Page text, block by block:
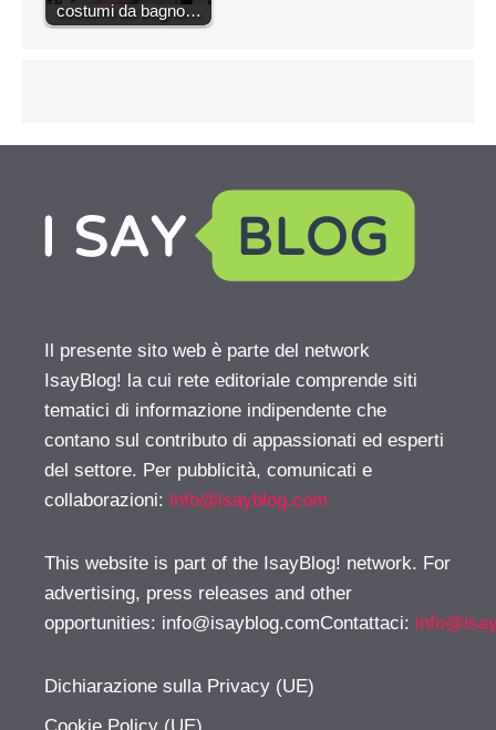
costumi da bagno…
Il presente sito web è parte del network
IsayBlog! la cui rete editoriale comprende siti
tematici di informazione indipendente che
contano sul contributo di appassionati ed esperti
del settore. Per pubblicità, comunicati e
collaborazioni: info@isayblog.com
This website is part of the IsayBlog! network. For
advertising, press releases and other
opportunities: info@isayblog.comContattaci:
Dichiarazione sulla Privacy (UE)
Cookie Policy (UE)